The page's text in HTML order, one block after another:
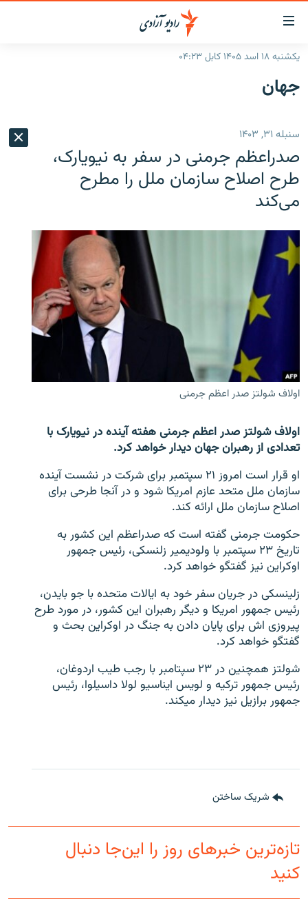
لینک‌های
قابل
دسترسی
به
بازگشت
منوی
اصلی
مراجعه
صفحه
جستجو
گزارش‌ها
منطقه
شرق میانه
جهان
افغانستان
جدول نشرات
مصاحبه‌ها
برنامه‌ها
ورزش
بحران مهاجرت
'کووید-۱۹'
تماس
صفحه پشتو
Azadi English
همۀ سایت‌های رادیو آزادی/ رادیو اروپای آزاد
یکشنبه ۱۸ اسد ۱۴۰۵ کابل ۰۴:۲۳
جهان
سنبله ۳۱, ۱۴۰۳
صدراعظم جرمنی در سفر به نیویارک،
طرح اصلاح سازمان ملل را مطرح
می‌کند
اولاف شولتز صدر اعظم جرمنی
اولاف شولتز صدر اعظم جرمنی هفته آینده در نیویارک با
تعدادی از رهبران جهان دیدار خواهد کرد.
او قرار است امروز ۲۱ سپتمبر برای شرکت در نشست آینده
سازمان ملل متحد عازم امریکا شود و در آنجا طرحی برای
اصلاح سازمان ملل ارائه کند.
حکومت جرمنی گفته است که صدراعظم این کشور به
تاریخ ۲۳ سپتمبر با ولودیمیر زلنسکی، رئیس جمهور
اوکراین نیز گفتگو خواهد کرد.
زلینسکی در جریان سفر خود به ایالات متحده با جو بایدن،
رئیس جمهور امریکا و دیگر رهبران این کشور، در مورد طرح
پیروزی اش برای پایان دادن به جنگ در اوکراین بحث و
گفتگو خواهد کرد.
شولتز همچنین در ۲۳ سپتامبر با رجب طیب اردوغان،
رئیس جمهور ترکیه و لویس ایناسیو لولا داسیلوا، رئیس
جمهور برازیل نیز دیدار میکند.
شریک ساختن
تازه‌ترین خبرهای روز را این‌جا دنبال
کنید